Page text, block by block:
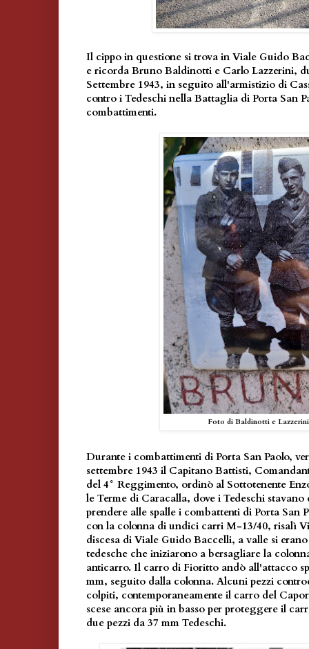
Il cippo in questione si trova in Viale Guido
e ricorda Bruno Baldinotti e Carlo Lazzerini,
Settembre 1943, in seguito all'armistizio di
contro i Tedeschi nella Battaglia di Porta San
combattimenti.
Foto di Baldinotti e Lazzerini
Durante i combattimenti di Porta San Paolo,
settembre 1943 il Capitano Battisti,
del 4° Reggimento, ordinò al Sottotenente
le Terme di Caracalla, dove i Tedeschi
prendere alle spalle i combattenti di Porta San
con la colonna di undici carri M-13/40, risalì
discesa di Viale Guido Baccelli, a valle si
tedesche che iniziarono a bersagliare la
anticarro. Il carro di Fioritto andò all'attacco
mm, seguito dalla colonna. Alcuni pezzi
colpiti, contemporaneamente il carro del
scese ancora più in basso per proteggere il
due pezzi da 37 mm Tedeschi.